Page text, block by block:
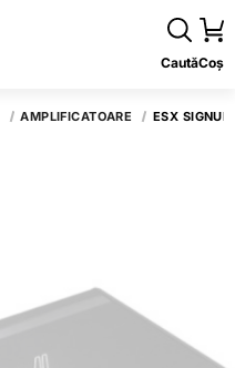
CautăCoș
AMPLIFICATOARE ESX